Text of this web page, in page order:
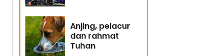
Anjing, pelacur
dan rahmat
Tuhan